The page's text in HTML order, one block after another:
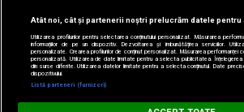
Digi FM
Atât noi, cât și partenerii noștri prelucrăm datele pentru
Utilizarea profilurilor pentru selectarea conținutului personalizat. Măsurarea
informațiilor de pe un dispozitiv. Dezvoltarea și îmbunătățirea serviciilor.
personalizate. Crearea profilurilor de conținut personalizat. Măsurarea performanței
personalizată. Utilizarea de date limitate pentru a selecta publicitatea. Înțelegerea
din surse diferite. Utilizarea datelor limitate pentru a selecta conținutul. Date
dispozitivului.
Listă parteneri (furnizori)